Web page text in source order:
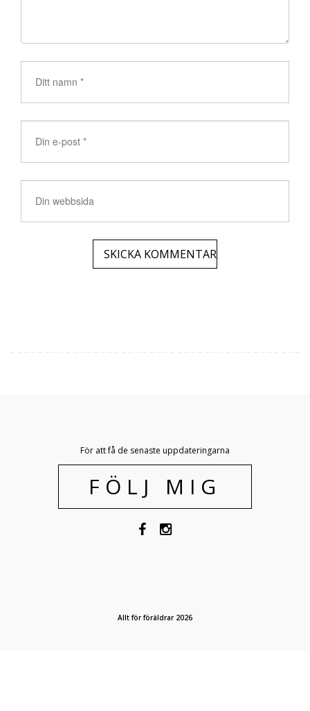
För att få de senaste uppdateringarna
FÖLJ MIG
Allt för föräldrar 2026